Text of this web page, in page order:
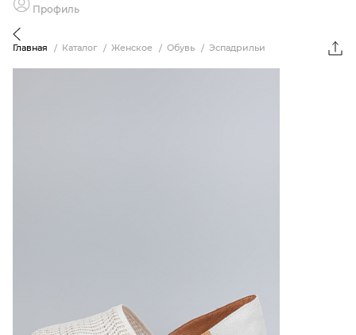
Профиль
Главная Каталог Женское Обувь Эспадрильи